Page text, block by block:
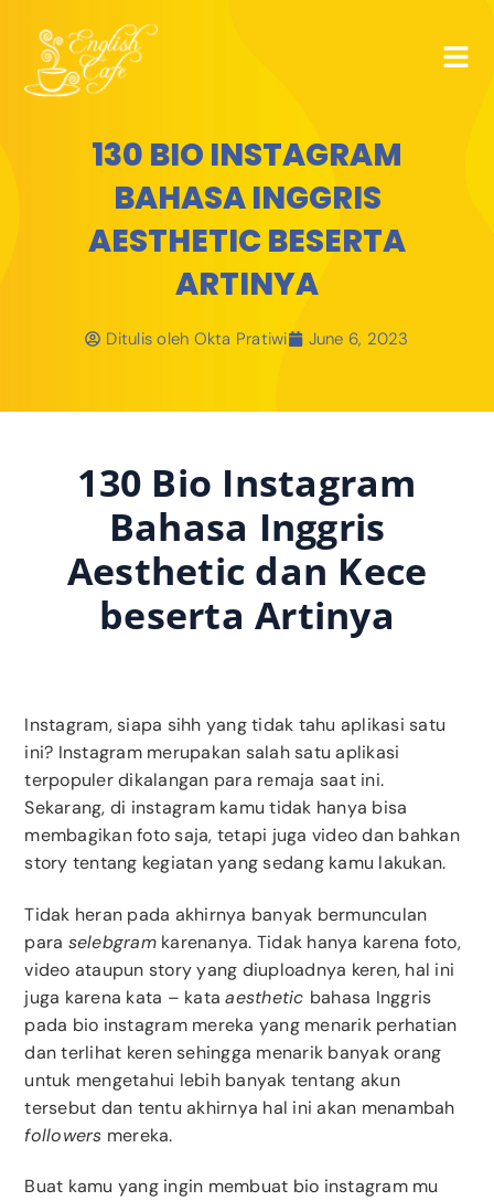
130 BIO INSTAGRAM
BAHASA INGGRIS
AESTHETIC BESERTA
ARTINYA
Ditulis oleh Okta Pratiwi June 6, 2023
130 Bio Instagram
Bahasa Inggris
Aesthetic dan Kece
beserta Artinya
Instagram, siapa sihh yang tidak tahu aplikasi satu
ini? Instagram merupakan salah satu aplikasi
terpopuler dikalangan para remaja saat ini.
Sekarang, di instagram kamu tidak hanya bisa
membagikan foto saja, tetapi juga video dan bahkan
story tentang kegiatan yang sedang kamu lakukan.
Tidak heran pada akhirnya banyak bermunculan
para selebgramkarenanya. Tidak hanya karena foto,
video ataupun story yang diuploadnya keren, hal ini
juga karena kata – kataaesthetic bahasa Inggris
pada bio instagram mereka yang menarik perhatian
dan terlihat keren sehingga menarik banyak orang
untuk mengetahui lebih banyak tentang akun
tersebut dan tentu akhirnya hal ini akan menambah
followers mereka.
Buat kamu yang ingin membuat bio instagram mu